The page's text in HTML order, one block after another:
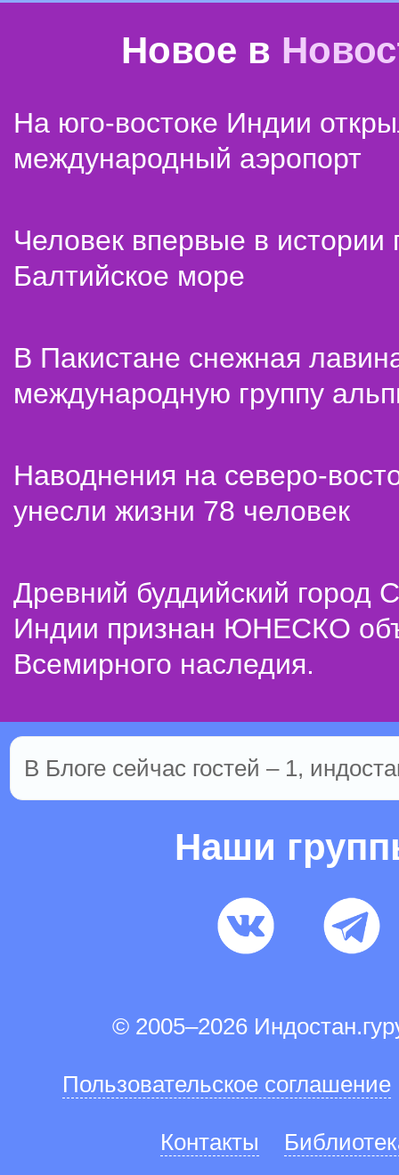
Новое в
На юго-востоке Индии
международный аэропорт
Человек впервые в истории
Балтийское море
В Пакистане снежная
международную группу
Наводнения на северо-
унесли жизни 78 человек
Древний буддийский город
Индии признан ЮНЕСКО
Всемирного наследия.
В Блоге сейчас гостей – 1,
Наши
© 2005–2026
Пользовательское соглашение
Контакты